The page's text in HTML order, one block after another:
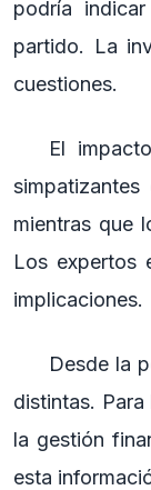
podría
partido. La
cuestiones.
El
mientras que
Los expertos
implicaciones.
Desde la
distintas.
la gestión
esta